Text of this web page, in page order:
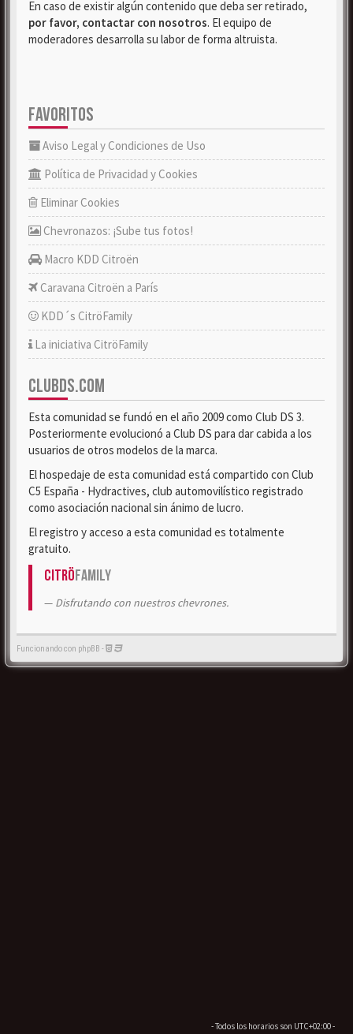
En caso de existir algún contenido que deba ser retirado,
por favor, contactar con nosotros. El equipo de
moderadores desarrolla su labor de forma altruista.
FAVORITOS
Aviso Legal y Condiciones de Uso
Política de Privacidad y Cookies
Eliminar Cookies
Chevronazos: ¡Sube tus fotos!
Macro KDD Citroën
Caravana Citroën a París
KDD´s CitröFamily
La iniciativa CitröFamily
CLUBDS.COM
Esta comunidad se fundó en el año 2009 como Club DS 3.
Posteriormente evolucionó a Club DS para dar cabida a los
usuarios de otros modelos de la marca.
El hospedaje de esta comunidad está compartido con Club
C5 España - Hydractives, club automovilístico registrado
como asociación nacional sin ánimo de lucro.
El registro y acceso a esta comunidad es totalmente
gratuito.
CitröFamily
Disfrutando con nuestros chevrones.
Funcionando con phpBB -
- Todos los horarios son UTC+02:00-